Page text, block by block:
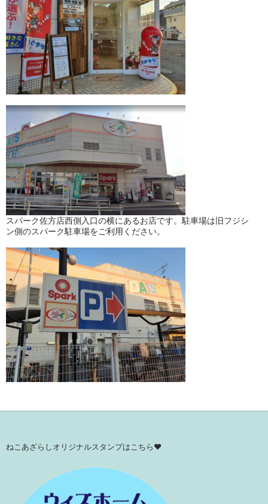
スパーク佐方店西側入口の横にあるお店です。駐車場は旧フジシ
ン側のスパーク駐車場をご利用ください。
ねこあざらしオリジナルスタンプはこちら♥